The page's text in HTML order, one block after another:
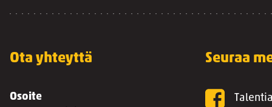
Ota yhteyttä
Osoite
Seuraa